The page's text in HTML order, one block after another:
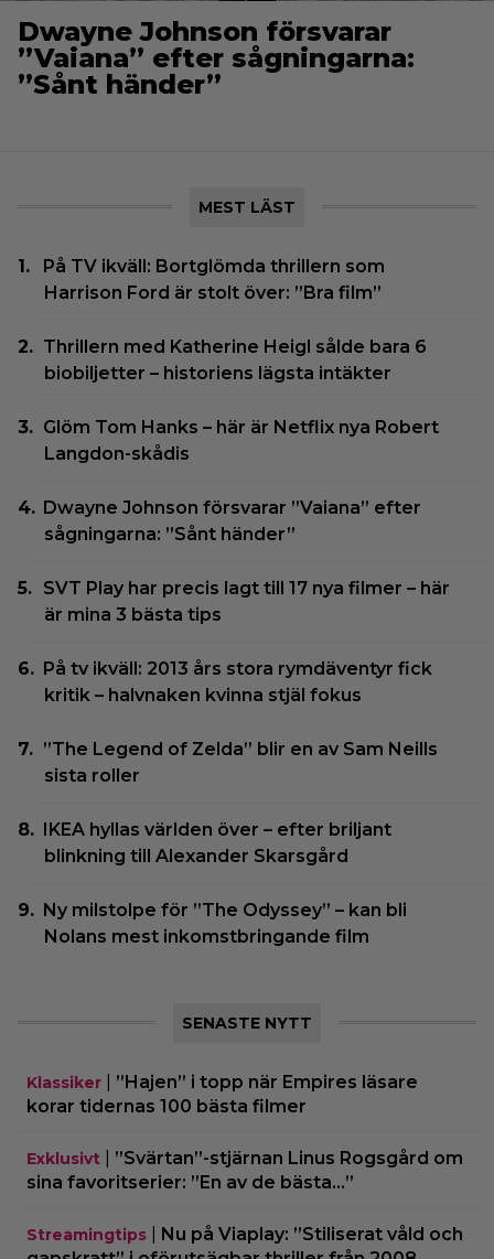
Dwayne Johnson försvarar
”Vaiana” efter sågningarna:
”Sånt händer”
MEST LÄST
På TV ikväll: Bortglömda thrillern som
Harrison Ford är stolt över: ”Bra film”
Thrillern med Katherine Heigl sålde bara 6
biobiljetter – historiens lägsta intäkter
Glöm Tom Hanks – här är Netflix nya Robert
Langdon-skådis
Dwayne Johnson försvarar ”Vaiana” efter
sågningarna: ”Sånt händer”
SVT Play har precis lagt till 17 nya filmer – här
är mina 3 bästa tips
På tv ikväll: 2013 års stora rymdäventyr fick
kritik – halvnaken kvinna stjäl fokus
”The Legend of Zelda” blir en av Sam Neills
sista roller
IKEA hyllas världen över – efter briljant
blinkning till Alexander Skarsgård
Ny milstolpe för ”The Odyssey” – kan bli
Nolans mest inkomstbringande film
SENASTE NYTT
Klassiker
”Hajen” i topp när Empires läsare
korar tidernas 100 bästa filmer
Exklusivt
”Svärtan”-stjärnan Linus Rogsgård om
sina favoritserier: ”En av de bästa…”
Streamingtips
Nu på Viaplay: ”Stiliserat våld och